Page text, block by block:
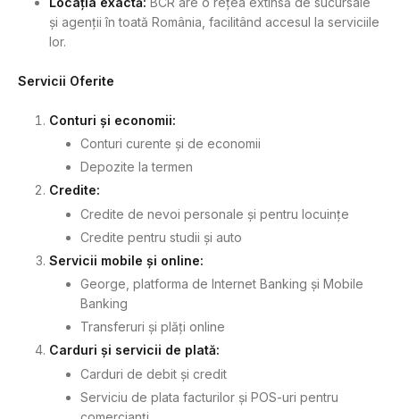
și agenții în toată România, facilitând accesul la serviciile
lor.
Servicii Oferite
Conturi și economii:
Conturi curente și de economii
Depozite la termen
Credite:
Credite de nevoi personale și pentru locuințe
Credite pentru studii și auto
Servicii mobile și online:
George, platforma de Internet Banking și Mobile
Banking
Transferuri și plăți online
Carduri și servicii de plată:
Carduri de debit și credit
Serviciu de plata facturilor și POS-uri pentru